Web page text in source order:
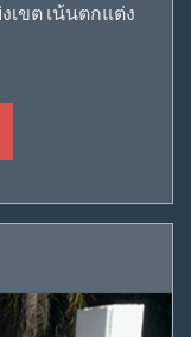
เขต เน้นตกแต่ง